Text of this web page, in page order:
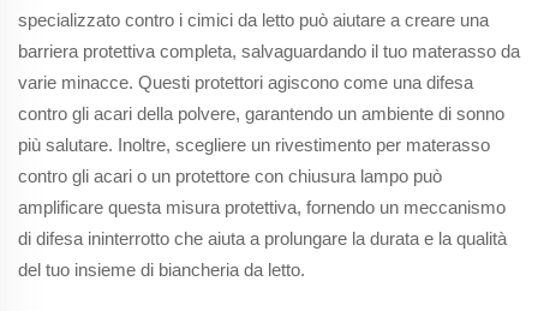
specializzato contro i cimici da letto può aiutare a creare una
barriera protettiva completa, salvaguardando il tuo materasso da
varie minacce. Questi protettori agiscono come una difesa
contro gli acari della polvere, garantendo un ambiente di sonno
più salutare. Inoltre, scegliere un rivestimento per materasso
contro gli acari o un protettore con chiusura lampo può
amplificare questa misura protettiva, fornendo un meccanismo
di difesa ininterrotto che aiuta a prolungare la durata e la qualità
del tuo insieme di biancheria da letto.